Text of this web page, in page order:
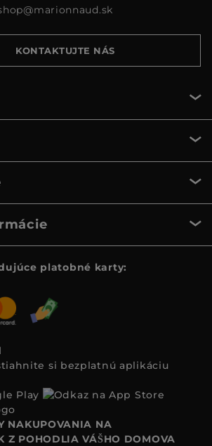
KONTAKTUJTE NÁS
platobné karty:
si bezplatnú aplikáciu
NAKUPOVANIA NA
Z POHODLIA VÁŠHO DOMOVA